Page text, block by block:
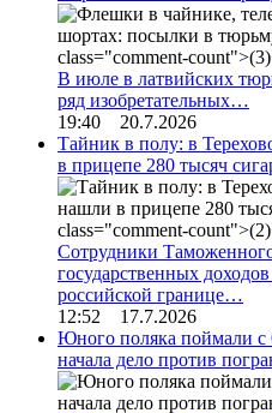
В июле в латвийских
ряд изобретательных…
19:40 20.7.2026
Тайник в полу: в
в прицепе 280 тысяч
Сотрудники
государственных
российской границе…
12:52 17.7.2026
Юного поляка поймали с
начала дело против